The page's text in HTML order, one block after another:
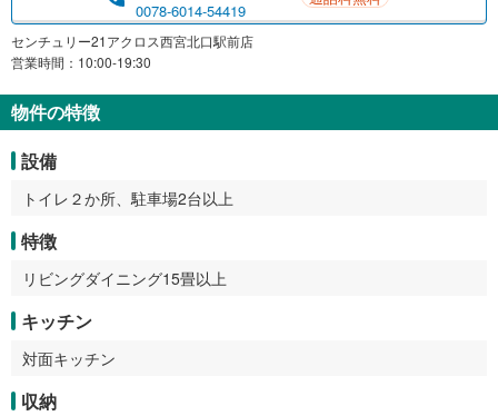
0078-6014-54419
センチュリー21アクロス西宮北口駅前店
営業時間：10:00-19:30
物件の特徴
設備
トイレ２か所、駐車場2台以上
特徴
リビングダイニング15畳以上
キッチン
対面キッチン
収納